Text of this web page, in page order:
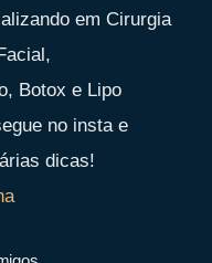
em Cirurgia
Botox e Lipo
no insta e
dicas!